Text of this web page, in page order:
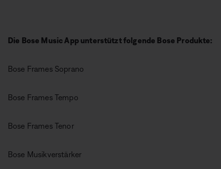
Die Bose Music App unterstützt folgende Bose Produkte:
Bose Frames Soprano
Bose Frames Tempo
Bose Frames Tenor
Bose Musikverstärker